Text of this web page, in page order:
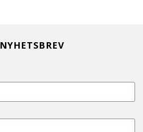
NYHETSBREV